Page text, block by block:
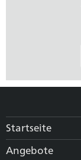
Startseite
Angebote